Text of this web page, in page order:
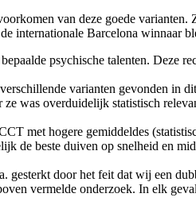
van deze goede
internationale Barcelona
psychische talenten. Deze
varianten gevonden in
was overduidelijk statistisch
met hogere gemiddeldes
de beste duiven op snelheid en
door het feit dat wij een
vermelde onderzoek. In elk